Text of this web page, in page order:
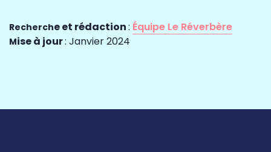
Recherche et rédaction: Équipe Le Réverbère
Mise à jour: Janvier 2024